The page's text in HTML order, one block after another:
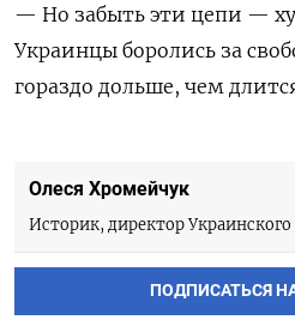
— Но забыть эти цепи —
Украинцы боролись за
гораздо дольше, чем
Олеся Хромейчук
Историк, директор
ПОДПИСАТЬСЯ